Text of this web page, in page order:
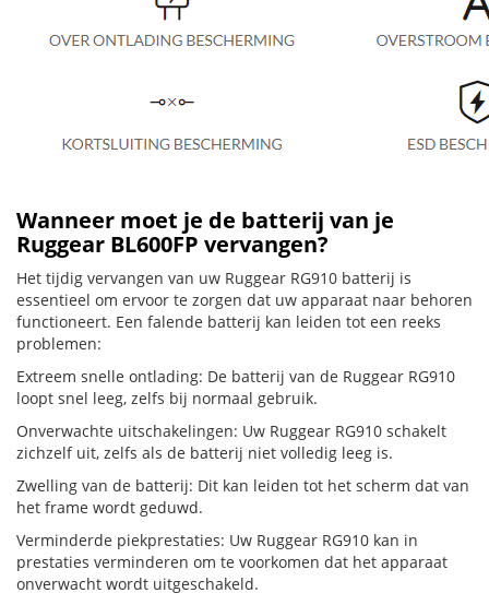
Wanneer moet je de batterij van je
Ruggear BL600FP vervangen?
Het tijdig vervangen van uw Ruggear RG910 batterij is
essentieel om ervoor te zorgen dat uw apparaat naar behoren
functioneert. Een falende batterij kan leiden tot een reeks
problemen:
Extreem snelle ontlading: De batterij van de Ruggear RG910
loopt snel leeg, zelfs bij normaal gebruik.
Onverwachte uitschakelingen: Uw Ruggear RG910 schakelt
zichzelf uit, zelfs als de batterij niet volledig leeg is.
Zwelling van de batterij: Dit kan leiden tot het scherm dat van
het frame wordt geduwd.
Verminderde piekprestaties: Uw Ruggear RG910 kan in
prestaties verminderen om te voorkomen dat het apparaat
onverwacht wordt uitgeschakeld.